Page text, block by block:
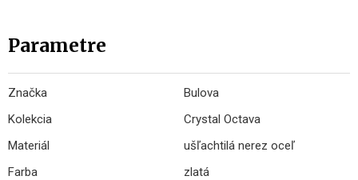
Parametre
Značka
Bulova
Kolekcia
Crystal Octava
Materiál
ušľachtilá nerez oceľ
Farba
zlatá